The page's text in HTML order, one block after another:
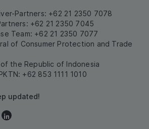
Partners: +62 21 2350 7078
+62 21 2350 7045
Team: +62 21 2350 7077
of Consumer Protection and Trade
the Republic of Indonesia
+62 853 1111 1010
updated!